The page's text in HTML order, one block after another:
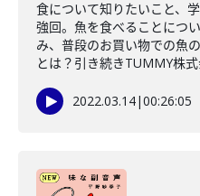
食について知りたいこと、
強回。魚を食べることにつ
み、普段のお買い物での魚
とは？引き続きTUMMY株
2022.03.14|00:26:05